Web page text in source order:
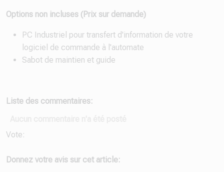
Options non incluses (Prix sur demande)
PC Industriel pour transfert d'information de votre
logiciel de commande à l'automate
Sabot de maintien et guide
Liste des commentaires:
Vote:
Donnez votre avis sur cet article: